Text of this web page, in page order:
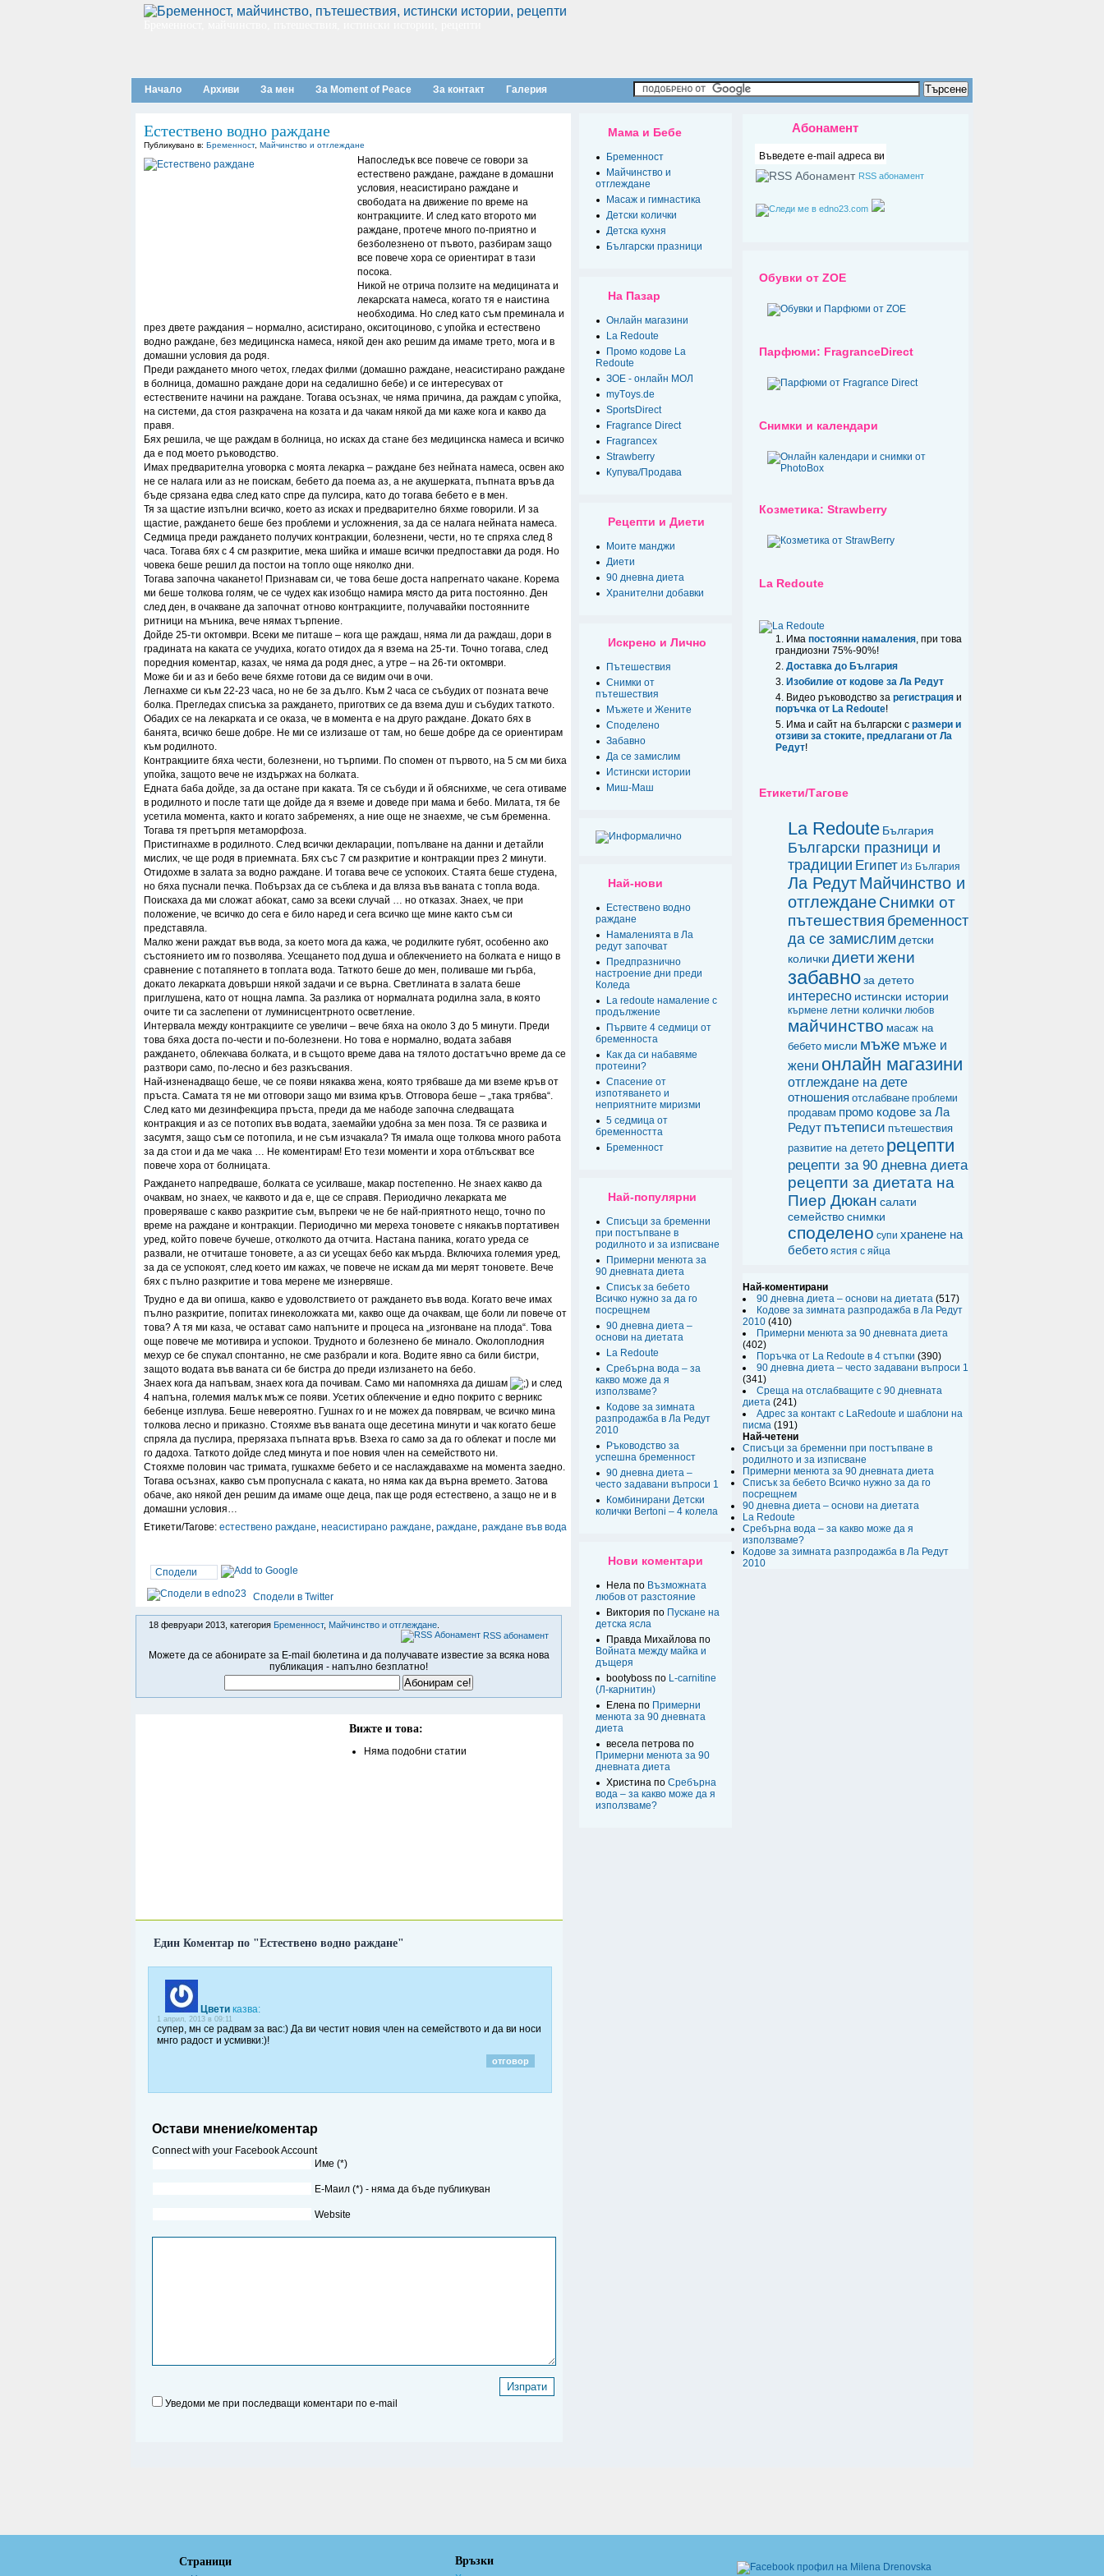
Начало Архиви За мен За Moment of Peace За контакт Галерия
Естествено водно раждане
Публикувано в: Бременност, Майчинство и отглеждане
Напоследък все повече се говори за
естествено раждане, раждане в домашни
условия, неасистирано раждане и
свободата на движение по време на
контракциите. И след като второто ми
раждане, протече много по-приятно и
безболезнено от пъвото, разбирам защо
все повече хора се ориентират в тази
посока.
Никой не отрича ползите на медицината и
лекарската намеса, когато тя е наистина
необходима. Но след като съм преминала и
през двете раждания – нормално, асистирано, окситоциново, с упойка и естествено
водно раждане, без медицинска намеса, някой ден ако решим да имаме трето, мога и в
домашни условия да родя.
Преди раждането много четох, гледах филми (домашно раждане, неасистирано раждане
в болница, домашно раждане дори на седалишно бебе) и се интересувах от
естествените начини на раждане. Тогава осъзнах, че няма причина, да раждам с упойка,
на системи, да стоя разкрачена на козата и да чакам някой да ми каже кога и какво да
правя.
Бях решила, че ще раждам в болница, но исках да стане без медицинска намеса и всичко
да е под моето ръководство.
Имах предварителна уговорка с моята лекарка – раждане без нейната намеса, освен ако
не се налага или аз не поискам, бебето да поема аз, а не акушерката, пъпната връв да
бъде срязана едва след като спре да пулсира, като до тогава бебето е в мен.
Тя за щастие изпълни всичко, което аз исках и предварително бяхме говорили. И за
щастие, раждането беше без проблеми и усложнения, за да се налага нейната намеса.
Седмица преди раждането получих контракции, болезнени, чести, но те спряха след 8
часа. Тогава бях с 4 см разкритие, мека шийка и имаше всички предпоставки да родя. Но
човека беше решил да постои на топло още няколко дни.
Тогава започна чакането! Признавам си, че това беше доста напрегнато чакане. Корема
ми беше толкова голям, че се чудех как изобщо намира място да рита постоянно. Ден
след ден, в очакване да започнат отново контракциите, получавайки постоянните
ритници на мъника, вече нямах търпение.
Дойде 25-ти октомври. Всеки ме питаше – кога ще раждаш, няма ли да раждаш, дори в
градината на каката се учудиха, когато отидох да я взема на 25-ти. Точно тогава, след
поредния коментар, казах, че няма да родя днес, а утре – на 26-ти октомври.
Може би и аз и бебо вече бяхме готови да се видим очи в очи.
Легнахме си към 22-23 часа, но не бе за дълго. Към 2 часа се събудих от позната вече
болка. Прегледах списъка за раждането, приготвих се да взема душ и събудих таткото.
Обадих се на лекарката и се оказа, че в момента е на друго раждане. Докато бях в
банята, всичко беше добре. Не ми се излизаше от там, но беше добре да се ориентирам
към родилното.
Контракциите бяха чести, болезнени, но търпими. По спомен от първото, на 5 см ми биха
упойка, защото вече не издържах на болката.
Едната баба дойде, за да остане при каката. Тя се събуди и й обяснихме, че сега отиваме
в родилното и после тати ще дойде да я вземе и доведе при мама и бебо. Милата, тя бе
усетила момента, както и когато забременях, а ние още не знаехме, че съм бременна.
Тогава тя претърпя метаморфоза.
Пристигнахме в родилното. След всички декларации, попълване на данни и детайли
мислих, че ще родя в приемната. Бях със 7 см разкритие и контракции през 2 минути.
Отидохме в залата за водно раждане. И тогава вече се успокоих. Стаята беше студена,
но бяха пуснали печка. Побързах да се съблека и да вляза във ваната с топла вода.
Поискаха да ми сложат абокат, само за всеки случай … но отказах. Знаех, че при
положение, че всичко до сега е било наред и сега всичко ще мине както съм си
представяла.
Малко жени раждат във вода, за което мога да кажа, че родилките губят, особенно ако
състоянието им го позволява. Усещането под душа и облекчението на болката е нищо в
сравнение с потапянето в топлата вода. Таткото беше до мен, поливаше ми гърба,
докато лекарката довърши някой задачи и се върна. Светлината в залата беше
приглушена, като от нощна лампа. За разлика от нормалната родилна зала, в която
очите ти са заслепени от луминисцентрното осветление.
Интервала между контракциите се увеличи – вече бяха на около 3 до 5 минути. Преди
това бяха доста по-чести и по-болезнени. Но това е нормално, водата забавя
раждането, облекчава болката, и в същото време дава на тялото достатъчно време да се
разтвори само, по-лесно и без разкъсвания.
Най-изненадващо беше, че се появи някаква жена, която трябваше да ми вземе кръв от
пръста. Самата тя не ми отговори защо ми взима кръв. Отговора беше – „така трябва“.
След като ми дезинфекцира пръста, преди да ме набоде започна следващата
контракция и аз се потопих във водата, заемайки удобна за мен поза. Тя се развика и
засумтя, защо съм се потопила, и не съм изчакала? Тя имала още толкова много работа
за да стои и да ме чака … Не коментирам! Ето тези моменти и хора отблъскват все
повече хора от болницата.
Раждането напредваше, болката се усилваше, макар постепенно. Не знаех какво да
очаквам, но знаех, че каквото и да е, ще се справя. Периодично лекарката ме
проверяваше с какво разкритие съм, въпреки че не бе най-приятното нещо, точно по
време на раждане и контракции. Периодично ми мереха тоновете с някакъв портативен
уред, който повече бучеше, отколкото да отчита. Настана паника, когато уреда се
развали, не отчиташе тоновете, а аз си усещах бебо как мърда. Включиха големия уред,
за да се успокоят, след което им кажах, че повече не искам да ми мерят тоновете. Вече
бях с пълно разкритие и това мерене ме изнервяше.
Трудно е да ви опиша, какво е удоволствието от раждането във вода. Когато вече имах
пълно разкритие, попитах гинеколожката ми, какво още да очаквам, ще боли ли повече от
това? А тя ми каза, че остават само напъните и процеса на „изгонване на плода“. Това
още повече ме мотивира и успокои. Трудното и болезнено бе минало. Околоплодния
мехур се бе спукал спонтанно, не сме разбрали и кога. Водите явно са били бистри,
защото водата във ваната си бе бистра до преди излизането на бебо.
Знаех кога да напъвам, знаех кога да почивам. Само ми напомняха да дишам
и след
4 напъна, големия малък мъж се появи. Усетих облекчение и едно покрито с верникс
бебенце изплува. Беше невероятно. Гушнах го и не можех да повярвам, че всичко мина
толкова лесно и приказно. Стояхме във ваната още десетина минути и чак когато беше
спряла да пуслира, прерязаха пъпната връв. Взеха го само за да го облекат и после ми
го дадоха. Таткото дойде след минута и пое новия член на семейството ни.
Стояхме половин час тримата, гушкахме бебето и се наслаждавахме на момента заедно.
Тогава осъзнах, какво съм пропуснала с каката, но няма как да върна времето. Затова
обаче, ако някой ден решим да имаме още деца, пак ще родя естествено, а защо не и в
домашни условия…
Етикети/Тагове: естествено раждане, неасистирано раждане, раждане, раждане във вода
Сподели
Сподели в Twitter
18 февруари 2013, категория Бременност, Майчинство и отглеждане
RSS абонамент
Можете да се абонирате за E-mail бюлетина и да получавате известие за всяка нова
публикация - напълно безплатно!
Вижте и това:
Няма подобни статии
Един Коментар по "Естествено водно раждане"
Цвети казва:
1 април, 2013 в 09:11
супер, мн се радвам за вас:) Да ви честит новия член на семейството и да ви носи
мнго радост и усмивки:)!
отговор
Остави мнение/коментар
Connect with your Facebook Account
Име (*)
Е-Маил (*) - няма да бъде публикуван
Website
Уведоми ме при последващи коментари по e-mail
Мама и Бебе
Бременност
Майчинство и
отглеждане
Масаж и гимнастика
Детски колички
Детска кухня
Български празници
На Пазар
Онлайн магазини
La Redoute
Промо кодове La
Redoute
ЗОЕ - онлайн МОЛ
myТoys.de
SportsDirect
Fragrance Direct
Fragrancex
Strawberry
Купува/Продава
Рецепти и Диети
Моите манджи
Диети
90 дневна диета
Хранителни добавки
Искрено и Лично
Пътешествия
Снимки от
пътешествия
Мъжете и Жените
Спoделено
Забавно
Да се замислим
Истински истории
Миш-Маш
Най-нови
Естествено водно
раждане
Намаленията в Ла
редут започват
Предпразнично
настроение дни преди
Коледа
La redoute намаление с
продължение
Първите 4 седмици от
бременноста
Как да си набавяме
протеини?
Спасение от
изпотяването и
неприятните миризми
5 седмица от
бременността
Бременност
Най-популярни
Списъци за бременни
при постъпване в
родилното и за изписване
Примерни менюта за
90 дневната диета
Списък за бебето
Всичко нужно за да го
посрещнем
90 дневна диета –
основи на диетата
La Redoute
Сребърна вода – за
какво може да я
използваме?
Кодове за зимната
разпродажба в Ла Редут
2010
Ръководство за
успешна бременност
90 дневна диета –
често задавани въпроси 1
Комбинирани Детски
колички Bertoni – 4 колела
Нови коментари
Нела по Възможната
любов от разстояние
Виктория по Пускане на
детска ясла
Правда Михайлова по
Войната между майка и
дъщеря
bootyboss по L-carnitine
(Л-карнитин)
Елена по Примерни
менюта за 90 дневната
диета
весела петрова по
Примерни менюта за 90
дневната диета
Христина по Сребърна
вода – за какво може да я
използваме?
Абонамент
RSS абонамент
Обувки от ZOE
Парфюми: FragranceDirect
Снимки и календари
Козметика: Strawberry
La Redoute
Има постоянни намаления, при това
грандиозни 75%-90%!
Доставка до България
Изобилие от кодове за Ла Редут
Видео ръководство за регистрация и
поръчка от La Redoute!
Има и сайт на български с размери и
отзиви за стоките, предлагани от Ла
Редут!
Етикети/Тагове
La Redoute България
Български празници и
традиции Египет Из България
Ла РедутМайчинство и
отглежданеСнимки от
пътешествия бременност
да се замислим детски
колички диетижени
забавно за детето
интересно истински истории
кърмене летни колички любов
майчинство масаж на
бебето мисли мъже мъже и
жени онлайн магазини
отглеждане на дете
отношения отслабване проблеми
продавам промо кодове за Ла
Редут пътеписи пътешествия
развитие на детето рецепти
рецепти за 90 дневна диета
рецепти за диетата на
Пиер Дюкан салати
семействоснимки
споделено супи хранене на
бебето ястия с яйца
Най-коментирани
90 дневна диета – основи на диетата (517)
Кодове за зимната разпродажба в Ла Редут
2010 (410)
Примерни менюта за 90 дневната диета
(402)
Поръчка от La Redoute в 4 стъпки (390)
90 дневна диета – често задавани въпроси 1
(341)
Среща на отслабващите с 90 дневната
диета (241)
Адрес за контакт с LaRedoute и шаблони на
писма (191)
Най-четени
Списъци за бременни при постъпване в
родилното и за изписване
Примерни менюта за 90 дневната диета
Списък за бебето Всичко нужно за да го
посрещнем
90 дневна диета – основи на диетата
La Redoute
Сребърна вода – за какво може да я
използваме?
Кодове за зимната разпродажба в Ла Редут
2010
Страници Връзки